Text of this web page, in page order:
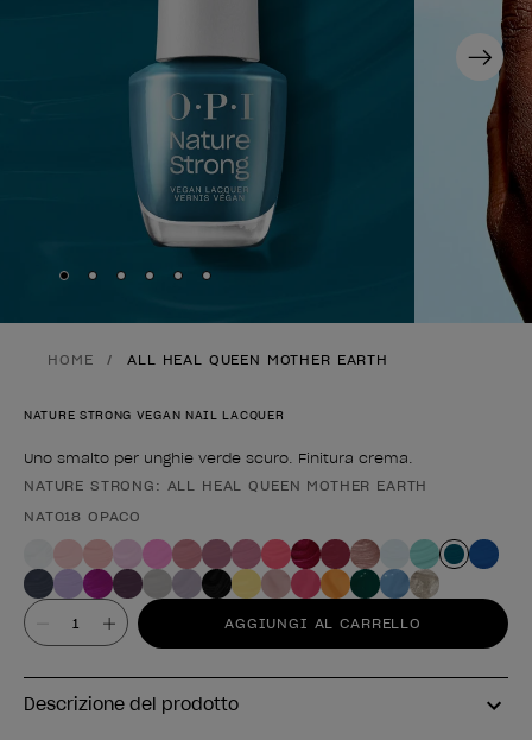
Next
Skip to slide
Skip to slide
Skip to slide
Skip to slide
Skip to slide
Skip to slide
HOME ALL HEAL QUEEN MOTHER EARTH
NATURE STRONG VEGAN NAIL LACQUER
Uno smalto per unghie verde scuro. Finitura crema.
Forma del prodotto
NATURE STRONG: ALL HEAL QUEEN MOTHER EARTH
NAT018 OPACO
Valore AGGIUNGI AL CARRELLO
Descrizione del prodotto